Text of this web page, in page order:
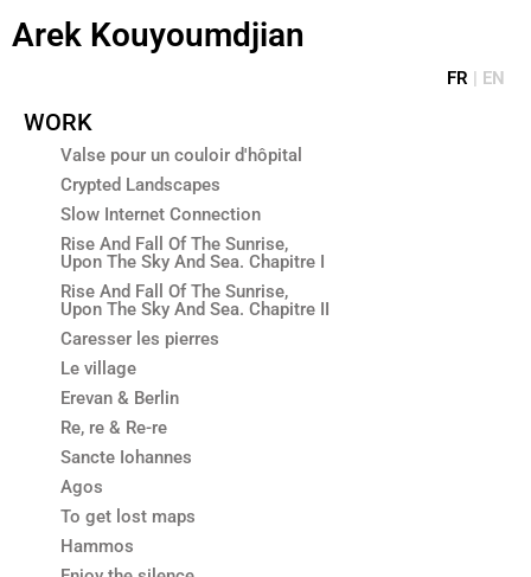
auArek Kouyoumdjian
FR | EN
WORK
Valse pour un couloir d'hôpital
Crypted Landscapes
Slow Internet Connection
Rise And Fall Of The Sunrise,
Upon The Sky And Sea. Chapitre I
Rise And Fall Of The Sunrise,
Upon The Sky And Sea. Chapitre II
Caresser les pierres
Le village
Erevan & Berlin
Re, re & Re-re
Sancte Iohannes
Agos
To get lost maps
Hammos